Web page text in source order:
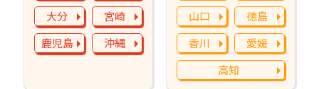
大分
宮崎
鹿児島
沖縄
山口
徳島
香川
愛媛
高知